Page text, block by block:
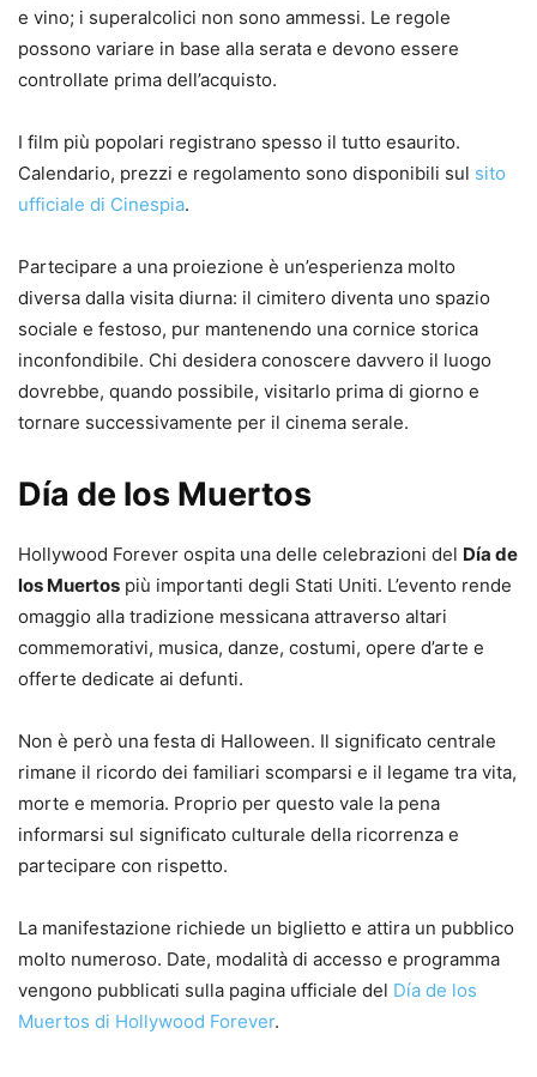
e vino; i superalcolici non sono ammessi. Le regole
possono variare in base alla serata e devono essere
controllate prima dell’acquisto.
I film più popolari registrano spesso il tutto esaurito.
Calendario, prezzi e regolamento sono disponibili sul sito
ufficiale di Cinespia.
Partecipare a una proiezione è un’esperienza molto
diversa dalla visita diurna: il cimitero diventa uno spazio
sociale e festoso, pur mantenendo una cornice storica
inconfondibile. Chi desidera conoscere davvero il luogo
dovrebbe, quando possibile, visitarlo prima di giorno e
tornare successivamente per il cinema serale.
Día de los Muertos
Hollywood Forever ospita una delle celebrazioni del Día de
los Muertos più importanti degli Stati Uniti. L’evento rende
omaggio alla tradizione messicana attraverso altari
commemorativi, musica, danze, costumi, opere d’arte e
offerte dedicate ai defunti.
Non è però una festa di Halloween. Il significato centrale
rimane il ricordo dei familiari scomparsi e il legame tra vita,
morte e memoria. Proprio per questo vale la pena
informarsi sul significato culturale della ricorrenza e
partecipare con rispetto.
La manifestazione richiede un biglietto e attira un pubblico
molto numeroso. Date, modalità di accesso e programma
vengono pubblicati sulla pagina ufficiale del Día de los
Muertos di Hollywood Forever.